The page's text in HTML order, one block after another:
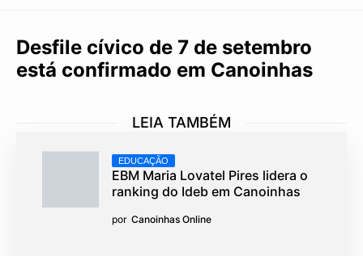
Desfile cívico de 7 de setembro
está confirmado em Canoinhas
LEIA TAMBÉM
EDUCAÇÃO
EBM Maria Lovatel Pires lidera o
ranking do Ideb em Canoinhas
por Canoinhas Online